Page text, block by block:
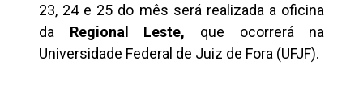
23, 24 e 25 do mês será realizada a oficina
da Regional Leste, que ocorrerá na
Universidade Federal de Juiz de Fora (UFJF).